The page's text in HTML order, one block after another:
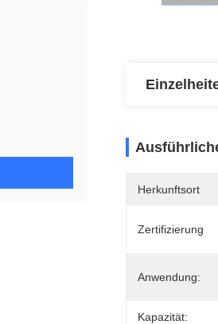
Herkunftsort
Zertifizierung
Anwendung:
Kapazität: